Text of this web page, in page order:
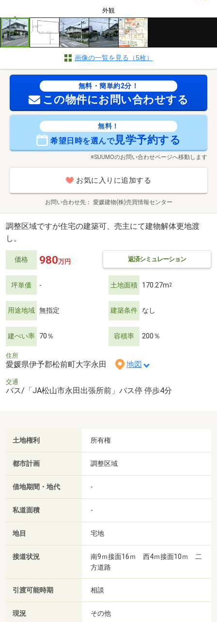
外観
画像の一覧を見る（5枚）
無料・簡単約2分！
この物件にお問い合わせする
無料！
希望日時を選んで見学予約する
※SUUMOのお問い合わせページへ移動します
お気に入りに追加する
お問い合わせ先 愛媛建物(株)売買情報センター
調整区域ですが住宅の建築可、売主にて建物解体更地渡
し。
価格 返済シミュレーション
980万円
坪単価 - 土地面積 170.27m2
用途地域 無指定 建築条件 なし
建ぺい率 70％ 容積率 200％
住所
愛媛県伊予郡松前町大字永田 地図
交通
バス/「JA松山市永田出張所前」バス停 停歩4分
土地権利 所有権
都市計画 調整区域
借地期間・地代 -
私道面積 -
地目 宅地
接道状況
南9ｍ接面16ｍ 西4ｍ接面10ｍ 二
方道路
引渡可能時期 相談
現況 その他